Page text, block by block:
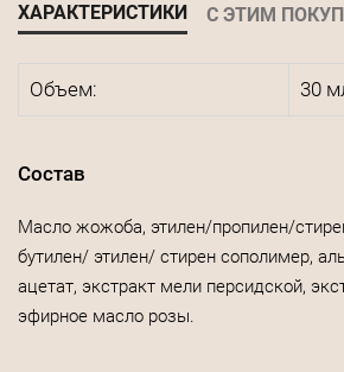
ХАРАКТЕРИСТИКИ С ЭТИМ
Объем: 30
Состав
Масло жожоба, этилен/пропилен/
бутилен/ этилен/ стирен сополимер,
ацетат, экстракт мели персидской,
эфирное масло розы.